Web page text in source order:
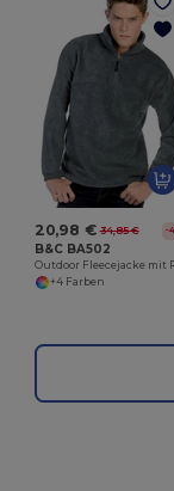
20,98 € 34,85 € -
B&C BA502
+4 Farben